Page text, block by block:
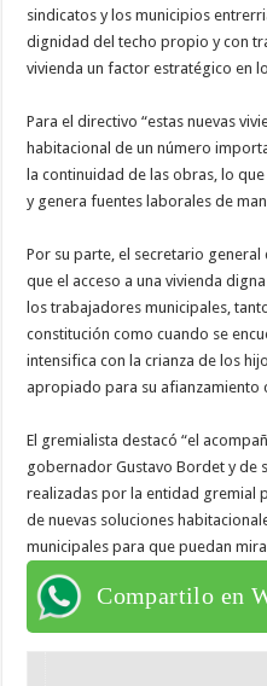
sindicatos y los municipios
dignidad del techo propio y con
vivienda un factor estratégico en
Para el directivo “estas nuevas
habitacional de un número
la continuidad de las obras, lo
y genera fuentes laborales de
Por su parte, el secretario
que el acceso a una vivienda
los trabajadores municipales,
constitución como cuando se
intensifica con la crianza de los
apropiado para su afianzamiento
El gremialista destacó “el
gobernador Gustavo Bordet y de
realizadas por la entidad gremial
de nuevas soluciones
municipales para que puedan
Compartilo en